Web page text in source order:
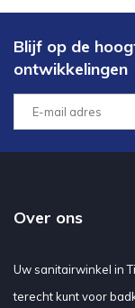
Blijf op de
ontwikkelingen
Over ons
Uw sanitairwinkel in
terecht kunt voor